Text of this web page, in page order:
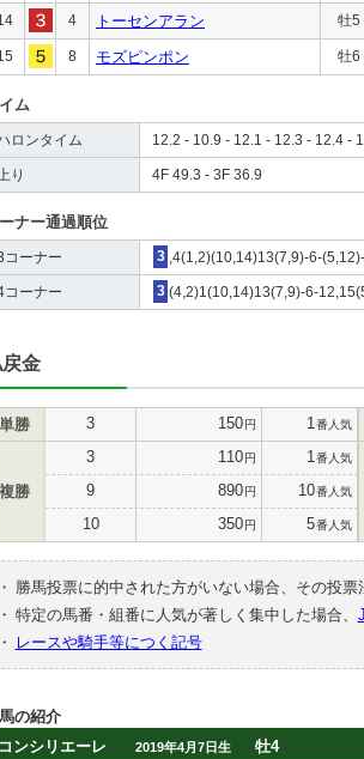
4 トーセンアラン 牡5
8 モズピンポン 牡6
ム
ロンタイム 12.2 - 10.9 - 12.1 - 12.3 - 12.4 -
り 4F 49.3 - 3F 36.9
ナー通過順位
コーナー 3 ,4(1,2)(10,14)13(7,9)-6-
コーナー 3 (4,2)1(10,14)13(7,9)-6-
金
単勝 3 150円 1 番人気
複勝
3 110円 1 番人気
9 890円 10番人気
10 350円 5番人気
・
勝馬投票に的中された方がいない場合、その投
・ 特定の馬番・組番に人気が著しく集中した場合、
・
レースや騎手等につく記号
の紹介
コンシリエーレ
2019年4月7日生 牡4